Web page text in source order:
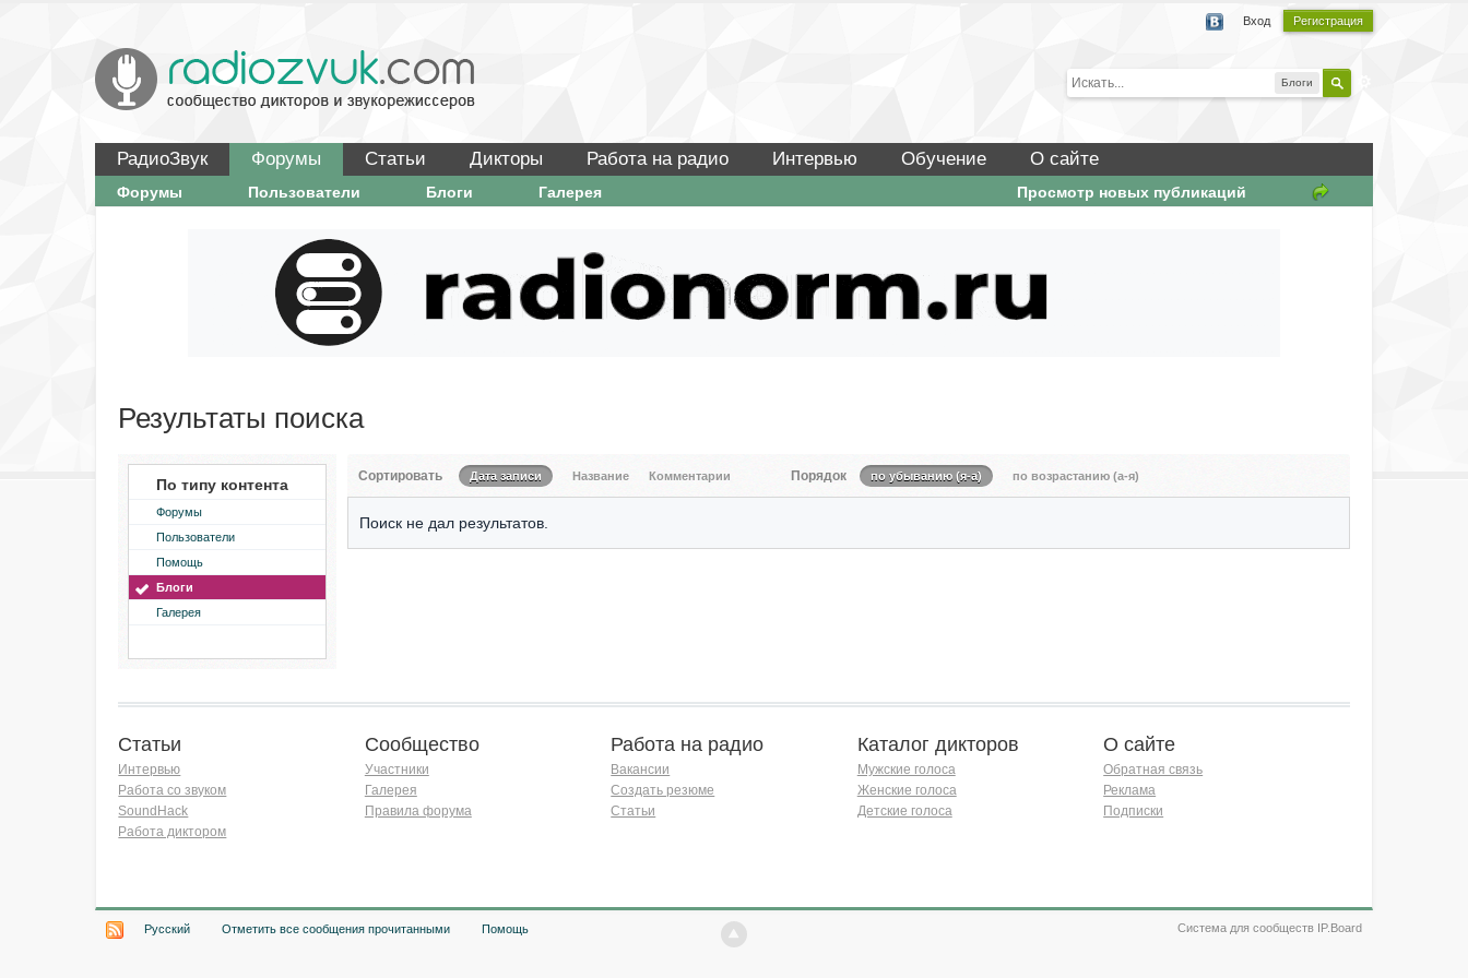
Вход Регистрация
Блоги
РадиоЗвук Форумы Статьи Дикторы Работа на радио Интервью Обучение О сайте
Просмотр новых публикаций
Форумы Пользователи Блоги Галерея
Результаты поиска
По типу контента
Форумы
Пользователи
Помощь
Блоги
Галерея
Сортировать Дата записи Название Комментарии Порядок по убыванию (я-а) по возрастанию (а-я)
Поиск не дал результатов.
Статьи
Интервью
Работа со звуком
SoundHack
Работа диктором
Сообщество
Участники
Галерея
Правила форума
Работа на радио
Вакансии
Создать резюме
Статьи
Каталог дикторов
Мужские голоса
Женские голоса
Детские голоса
О сайте
Обратная связь
Реклама
Подписки
Русский Отметить все сообщения прочитанными Помощь Система для сообществ IP.Board